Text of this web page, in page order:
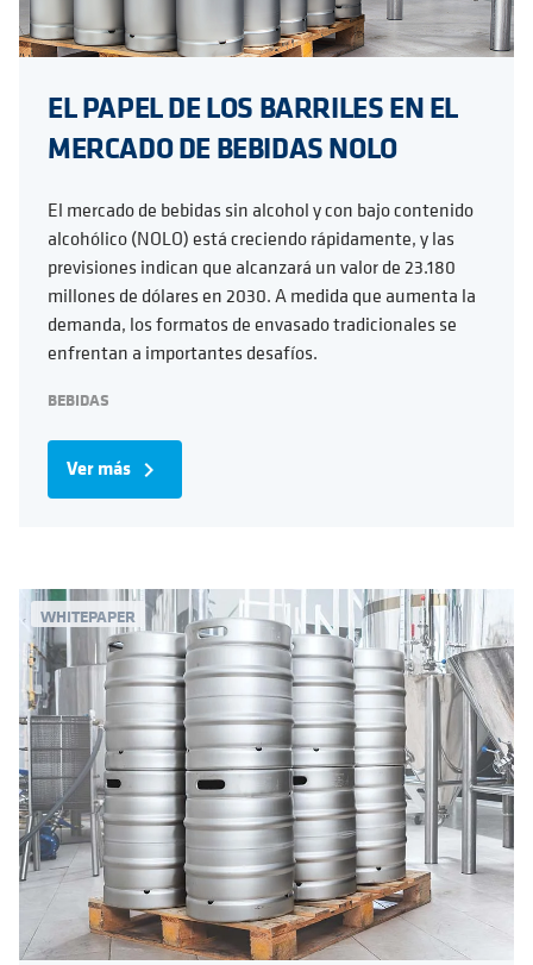
EL PAPEL DE LOS BARRILES EN EL
MERCADO DE BEBIDAS NOLO
El mercado de bebidas sin alcohol y con bajo contenido
alcohólico (NOLO) está creciendo rápidamente, y las
previsiones indican que alcanzará un valor de 23.180
millones de dólares en 2030. A medida que aumenta la
demanda, los formatos de envasado tradicionales se
enfrentan a importantes desafíos.
BEBIDAS
Ver más navigate_next
WHITEPAPER